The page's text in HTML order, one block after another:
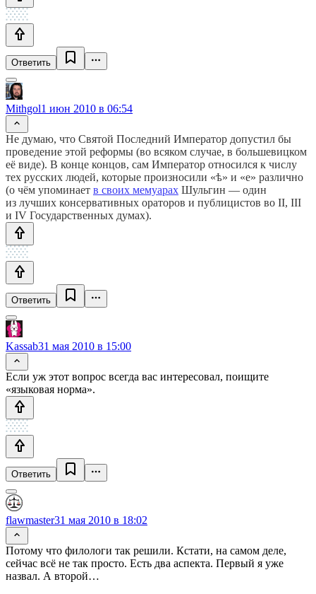
Ответить
Mithgol1 июн 2010 в 06:54
Не думаю, что Святой Последний Император допустил бы
проведение этой реформы (во всяком случае, в большевицком
её виде). В конце концов, сам Император относился к числу
тех русских людей, которые произносили «ѣ» и «е» различно
(о чём упоминает в своих мемуарах Шульгин — один
из лучших консервативных ораторов и публицистов во II, III
и IV Государственных думах).
Ответить
Kassab31 мая 2010 в 15:00
Если уж этот вопрос всегда вас интересовал, поищите
«языковая норма».
Ответить
flawmaster31 мая 2010 в 18:02
Потому что филологи так решили. Кстати, на самом деле,
сейчас всё не так просто. Есть два аспекта. Первый я уже
назвал. А второй…